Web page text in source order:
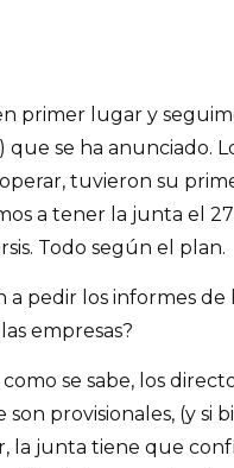
primer lugar y
que se ha anunciado.
tuvieron su
a tener la junta el
Todo según el plan.
a pedir los informes
empresas?
como se sabe, los
son provisionales, (y si
la junta tiene que